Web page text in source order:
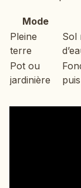
Mode
Pleine
terre
Sol
Pot ou
jardinière